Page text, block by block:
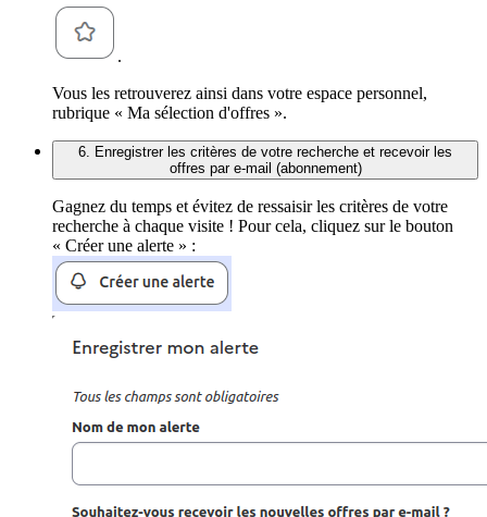
.
Vous les retrouverez ainsi dans votre espace personnel,
rubrique « Ma sélection d'offres ».
6. Enregistrer les critères de votre recherche et recevoir les
offres par e-mail (abonnement)
Gagnez du temps et évitez de ressaisir les critères de votre
recherche à chaque visite ! Pour cela, cliquez sur le bouton
« Créer une alerte » :